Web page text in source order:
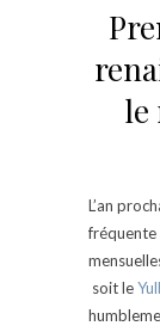
le
L’an
fréquente
soit le